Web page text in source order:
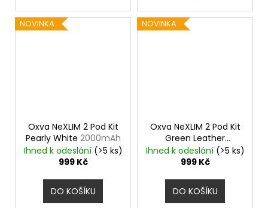
NOVINKA
Oxva NeXLIM 2 Pod Kit
Pearly White 2000mAh
Ihned k odeslání (>5 ks)
999 Kč
DO KOŠÍKU
NOVINKA
Oxva NeXLIM 2 Pod Kit
Green Leather
2000mAh
Ihned k odeslání (>5 ks)
999 Kč
DO KOŠÍKU